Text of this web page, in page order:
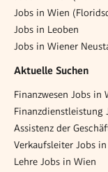
Jobs in Wien
Jobs in Leoben
Jobs in Wiener
Aktuelle Suchen
Finanzwesen Jobs in
Finanzdienstleistung
Assistenz der
Verkaufsleiter Jobs
Lehre Jobs in Wien